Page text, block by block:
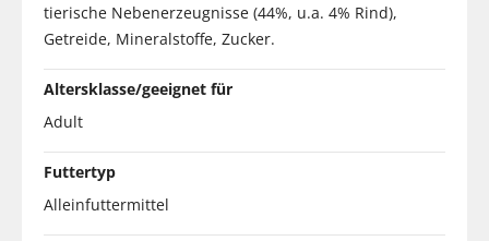
tierische Nebenerzeugnisse (44%, u.a. 4% Rind),
Getreide, Mineralstoffe, Zucker.
Altersklasse/geeignet für
Adult
Futtertyp
Alleinfuttermittel